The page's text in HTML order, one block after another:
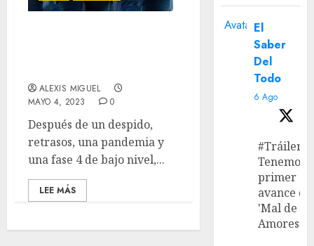
ALEXIS MIGUEL
MAYO 4, 2023
0
Después de un despido,
retrasos, una pandemia y
una fase 4 de bajo nivel,...
LEE MÁS
Avatar El
Saber
Del
Todo
6 Ago
#Tráiler
Tenemos
primer
avance de
'Mal de
Amores'.